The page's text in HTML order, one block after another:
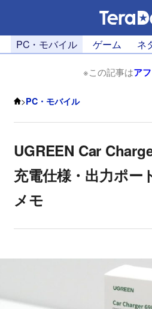
PC・モバイル ゲーム ネ
※この記事はア
>PC・モバイル
UGREEN Car
充電仕様・出力ポー
メモ